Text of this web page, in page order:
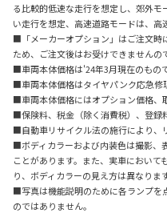
る比較的低速な走行を想定し、郊外
い走行を想定、高速道路モードは、高
■「メーカーオプション」はご注文時
ため、ご注文後はお受けできませんの
■車両本体価格は'24年3月現在のもの
■車両本体価格はタイヤパンク応急修
■車両本体価格にはオプション価格、
■保険料、税金（除く消費税）、登録
■自動車リサイクル法の施行により、
■ボディカラーおよび内装色は撮影、
ことがあります。また、実車におい
り、ボディカラーの見え方は異なります
■写真は機能説明のために各ランプを
のではありません。